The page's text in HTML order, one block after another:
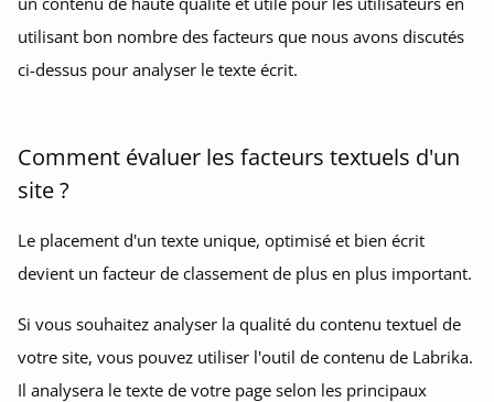
utilisant bon nombre des facteurs que nous avons discutés
ci-dessus pour analyser le texte écrit.
Comment évaluer les facteurs textuels d'un
site ?
Le placement d'un texte unique, optimisé et bien écrit
devient un facteur de classement de plus en plus important.
Si vous souhaitez analyser la qualité du contenu textuel de
votre site, vous pouvez utiliser l'outil de contenu de Labrika.
Il analysera le texte de votre page selon les principaux